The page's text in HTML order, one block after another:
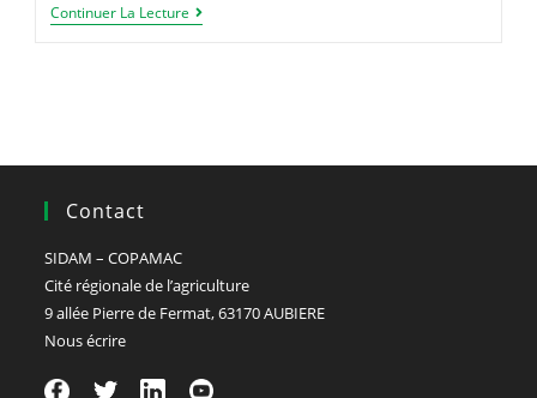
Continuer La Lecture Consultation
Sur
Laine
Contact
SIDAM – COPAMAC
Cité régionale de l’agriculture
9 allée Pierre de Fermat, 63170 AUBIERE
Nous écrire